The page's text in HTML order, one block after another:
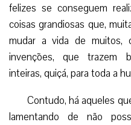
felizes se conseguem
coisas grandiosas que,
mudar a vida de muitos,
invenções, que trazem
inteiras, quiçá, para toda a
Contudo, há aqueles
lamentando de não